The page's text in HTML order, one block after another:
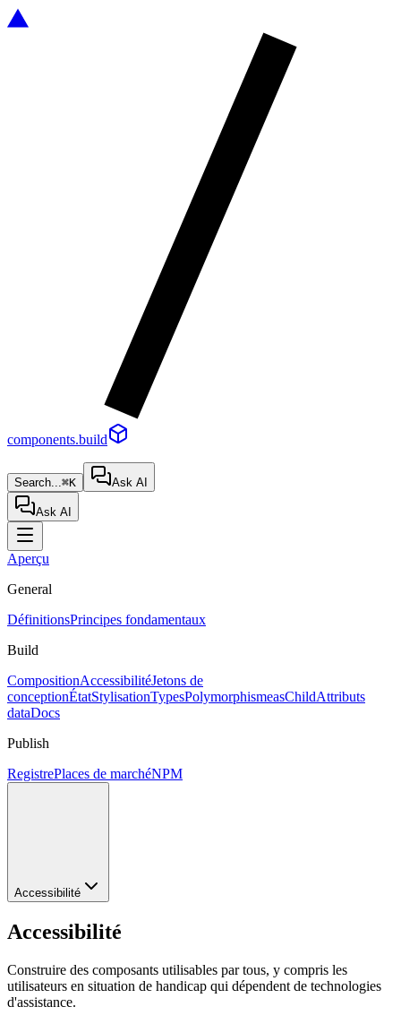
components.build
Search...⌘K Ask AI
Ask AI
Aperçu
General
DéfinitionsPrincipes fondamentaux
Build
CompositionAccessibilitéJetons de
conceptionÉtatStylisationTypesPolymorphismeasChildAttributs
dataDocs
Publish
RegistrePlaces de marchéNPM
Accessibilité
Accessibilité
Construire des composants utilisables par tous, y compris les
utilisateurs en situation de handicap qui dépendent de technologies
d'assistance.